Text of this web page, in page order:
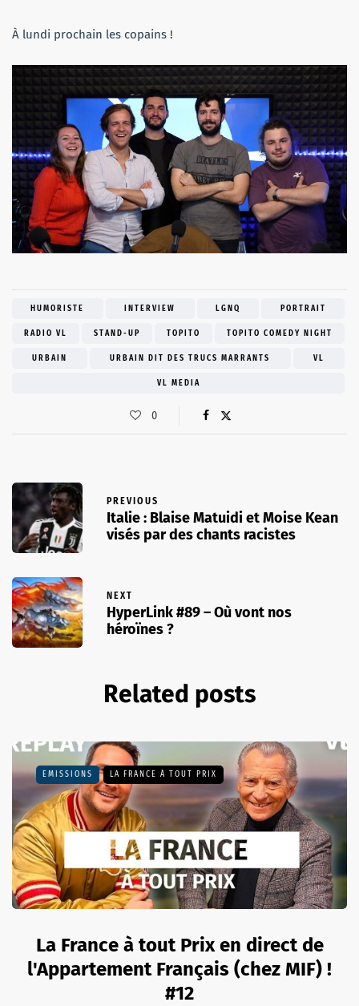
À lundi prochain les copains !
HUMORISTE INTERVIEW LGNQ PORTRAIT
RADIO VL STAND-UP TOPITO TOPITO COMEDY NIGHT
URBAIN URBAIN DIT DES TRUCS MARRANTS VL
VL MEDIA
0
PREVIOUS
Italie : Blaise Matuidi et Moise Kean
visés par des chants racistes
NEXT
HyperLink #89 – Où vont nos
héroïnes ?
Related posts
EMISSIONS LA FRANCE À TOUT PRIX
La France à tout Prix en direct de
l'Appartement Français (chez MIF) !
#12